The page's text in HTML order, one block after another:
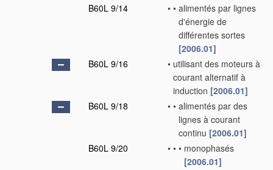
B60L 9/14
• • alimentés par lignes
d'énergie de
différentes sortes
[2006.01]
B60L 9/16
• utilisant des moteurs à
courant alternatif à
induction [2006.01]
B60L 9/18
• • alimentés par des
lignes à courant
continu [2006.01]
B60L 9/20
• • • monophasés
[2006.01]